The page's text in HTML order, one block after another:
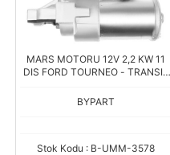
MARS MOTORU 12V 2,2 KW 11
DIS FORD TOURNEO - TRANSIT
BYPART
Stok Kodu : B-UMM-3578